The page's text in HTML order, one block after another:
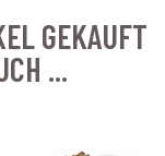
GEKAUFT
...